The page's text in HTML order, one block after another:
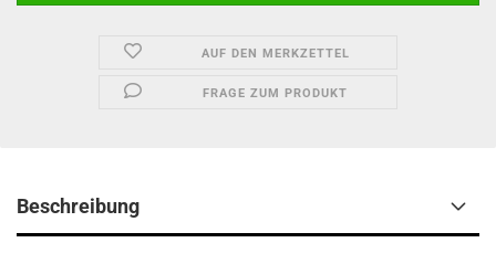
AUF DEN MERKZETTEL
FRAGE ZUM PRODUKT
Beschreibung